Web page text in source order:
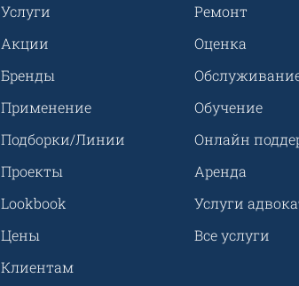
Услуги
Акции
Бренды
Применение
Подборки/Линии
Проекты
Lookbook
Цены
Клиентам
Ремонт
Оценка
Обучение
Онлайн
Аренда
Услуги
Все услуги